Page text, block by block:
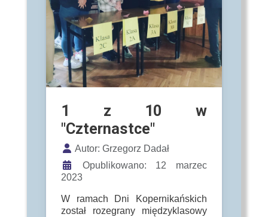
1 z 10 w
"Czternastce"
Szczegóły
Autor: Grzegorz Dadał
Opublikowano: 12 marzec
2023
W ramach Dni Kopernikańskich
został rozegrany międzyklasowy